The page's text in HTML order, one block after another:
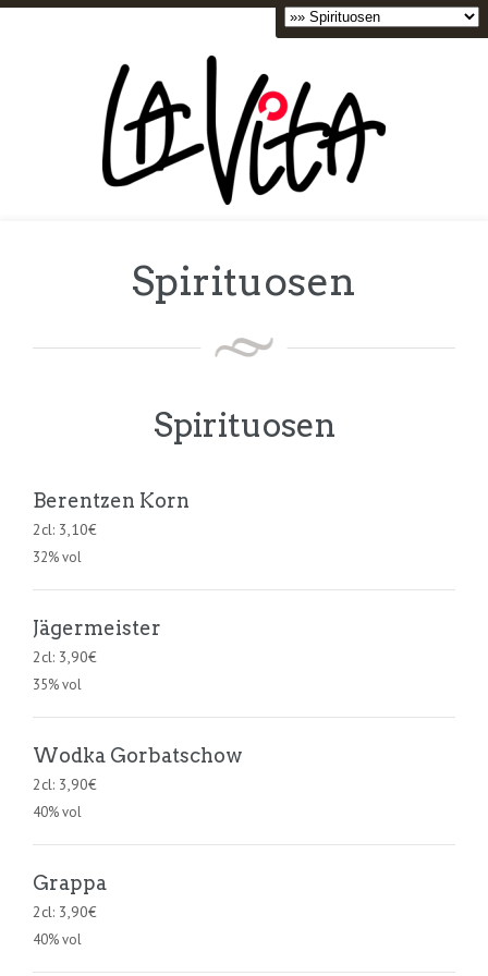
Spirituosen
Spirituosen
Berentzen Korn
2cl: 3,10€
32% vol
Jägermeister
2cl: 3,90€
35% vol
Wodka Gorbatschow
2cl: 3,90€
40% vol
Grappa
2cl: 3,90€
40% vol